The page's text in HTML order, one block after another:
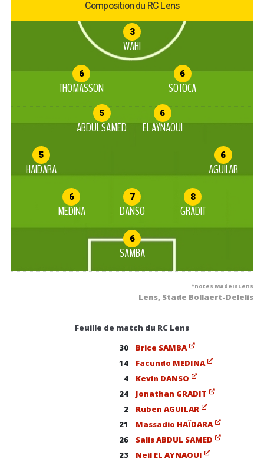
Composition du RC Lens
3
WAHI
6
THOMASSON
6
SOTOCA
5
ABDUL SAMED
6
EL AYNAOUI
5
HAIDARA
6
AGUILAR
6
MEDINA
7
DANSO
8
GRADIT
6
SAMBA
*notes MadeInLens
Lens, Stade Bollaert-Delelis
Feuille de match du RC Lens
30
Brice SAMBA
14
Facundo MEDINA
4
Kevin DANSO
24
Jonathan GRADIT
2
Ruben AGUILAR
21
Massadio HAÏDARA
26
Salis ABDUL SAMED
23
Neil EL AYNAOUI